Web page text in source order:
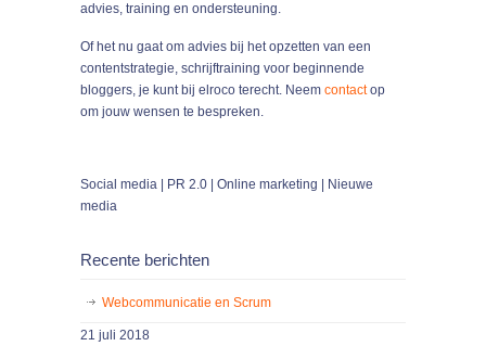
advies, training en ondersteuning.
Of het nu gaat om advies bij het opzetten van een
contentstrategie, schrijftraining voor beginnende
bloggers, je kunt bij elroco terecht. Neem contactop
om jouw wensen te bespreken.
Social media | PR 2.0 | Online marketing | Nieuwe
media
Recente berichten
Webcommunicatie en Scrum
21 juli 2018